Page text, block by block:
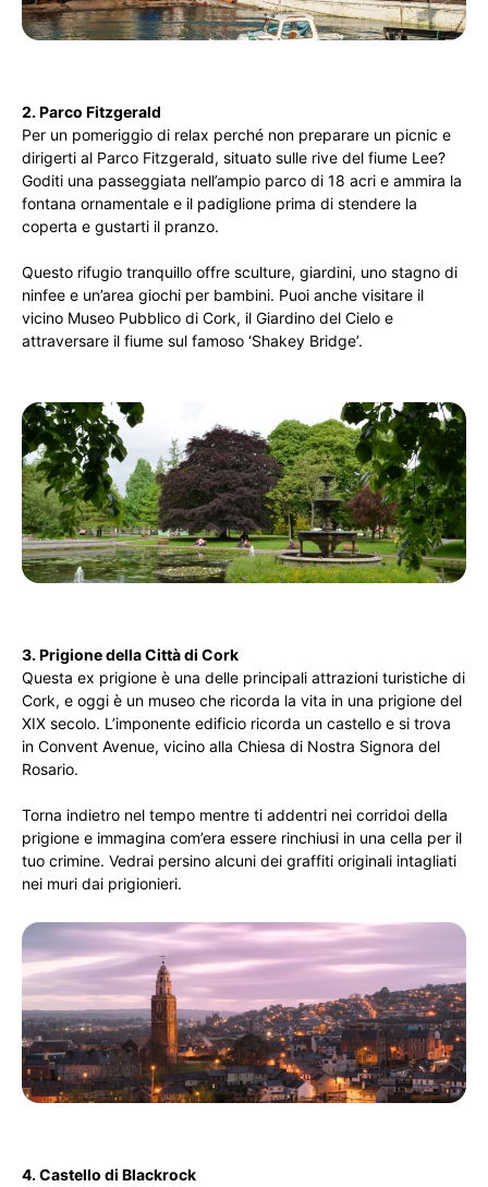
2. Parco Fitzgerald
Per un pomeriggio di relax perché non preparare un picnic e
dirigerti al Parco Fitzgerald, situato sulle rive del fiume Lee?
Goditi una passeggiata nell’ampio parco di 18 acri e ammira la
fontana ornamentale e il padiglione prima di stendere la
coperta e gustarti il pranzo.
Questo rifugio tranquillo offre sculture, giardini, uno stagno di
ninfee e un’area giochi per bambini. Puoi anche visitare il
vicino Museo Pubblico di Cork, il Giardino del Cielo e
attraversare il fiume sul famoso ‘Shakey Bridge’.
3. Prigione della Città di Cork
Questa ex prigione è una delle principali attrazioni turistiche di
Cork, e oggi è un museo che ricorda la vita in una prigione del
XIX secolo. L’imponente edificio ricorda un castello e si trova
in Convent Avenue, vicino alla Chiesa di Nostra Signora del
Rosario.
Torna indietro nel tempo mentre ti addentri nei corridoi della
prigione e immagina com’era essere rinchiusi in una cella per il
tuo crimine. Vedrai persino alcuni dei graffiti originali intagliati
nei muri dai prigionieri.
4. Castello di Blackrock